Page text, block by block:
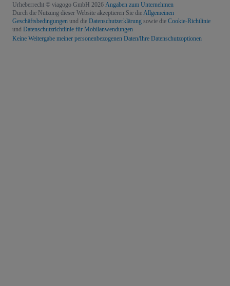
Urheberrecht © viagogo GmbH 2026 Angaben zum Unternehmen
Durch die Nutzung dieser Website akzeptieren Sie dieAllgemeinen
Geschäftsbedingungen und die Datenschutzerklärung sowie die Cookie-Richtlinie
und Datenschutzrichtlinie für Mobilanwendungen
Keine Weitergabe meiner personenbezogenen Daten/Ihre Datenschutzoptionen